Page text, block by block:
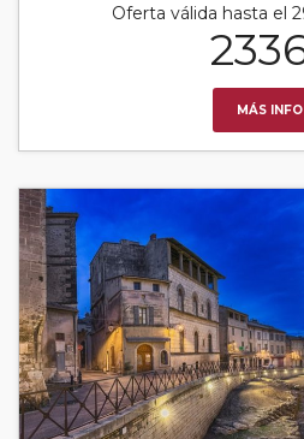
Oferta válida hasta el
MÁS INFO